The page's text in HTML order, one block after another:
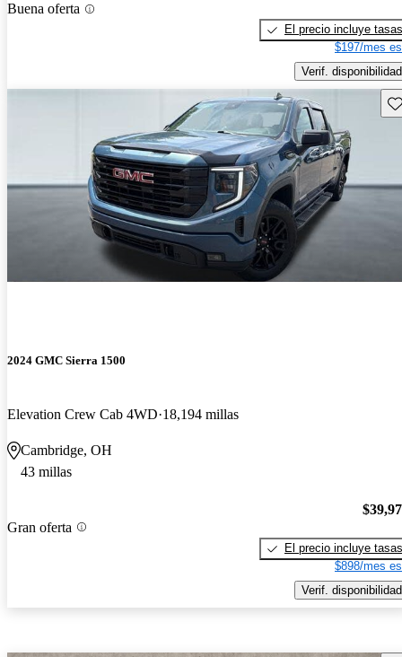
Buena oferta
El precio incluye tasas
$197/mes
Verif. disponibilidad
2024 GMC Sierra 1500
Elevation Crew Cab 4WD 18,194 millas
Cambridge, OH
43 millas
Gran oferta
El precio incluye tasas
$898/mes
Verif. disponibilidad